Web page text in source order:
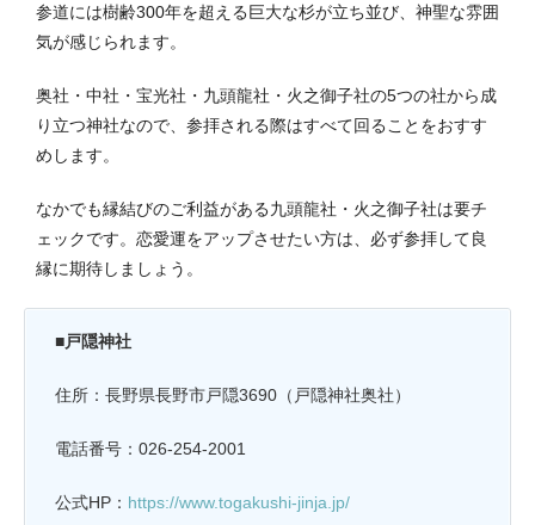
参道には樹齢300年を超える巨大な杉が立ち並び、神聖な雰囲
気が感じられます。
奥社・中社・宝光社・九頭龍社・火之御子社の5つの社から成
り立つ神社なので、参拝される際はすべて回ることをおすす
めします。
なかでも縁結びのご利益がある九頭龍社・火之御子社は要チ
ェックです。恋愛運をアップさせたい方は、必ず参拝して良
縁に期待しましょう。
■戸隠神社
住所：長野県長野市戸隠3690（戸隠神社奥社）
電話番号：026-254-2001
公式HP： https://www.togakushi-jinja.jp/